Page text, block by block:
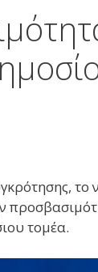
το
τομέα.